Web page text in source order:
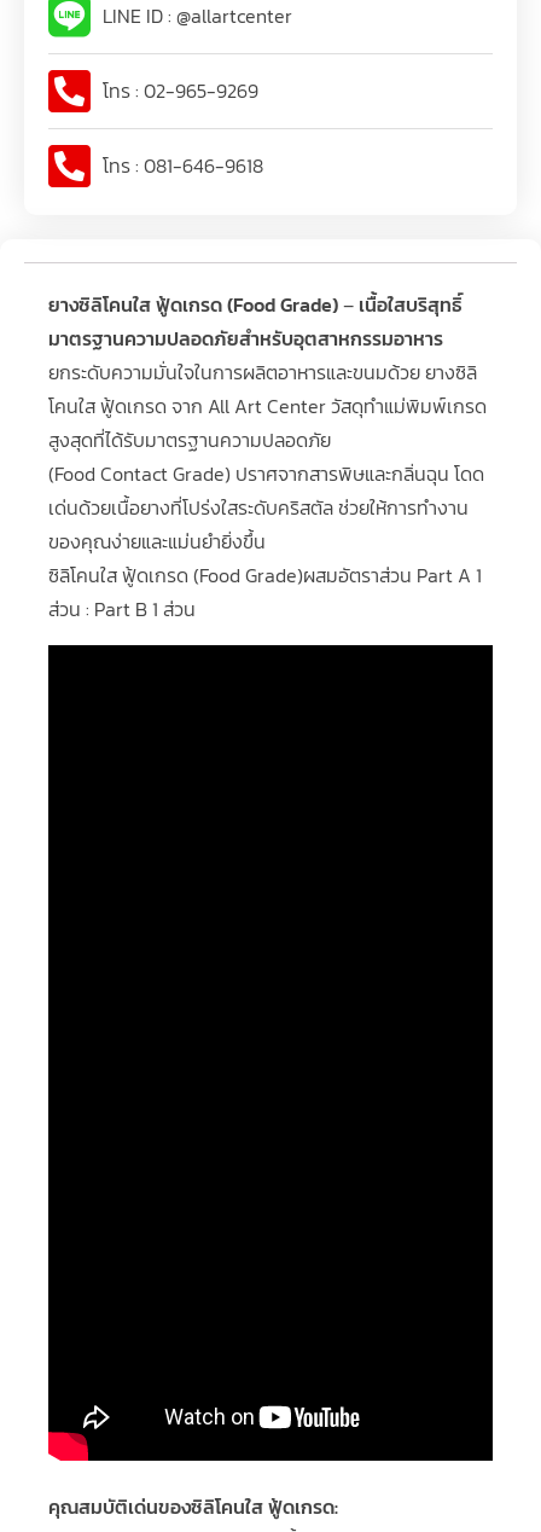
LINE ID : @allartcenter
โทร : 02-965-9269
โทร : 081-646-9618
ยางซิลิโคนใส ฟู้ดเกรด (Food Grade)– เนื้อใสบริสุทธิ์
มาตรฐานความปลอดภัยสำหรับอุตสาหกรรมอาหาร
ยกระดับความมั่นใจในการผลิตอาหารและขนมด้วย ยางซิลิ
โคนใส ฟู้ดเกรด จาก All Art Center วัสดุทำแม่พิมพ์เกรด
สูงสุดที่ได้รับมาตรฐานความปลอดภัย
(Food Contact Grade) ปราศจากสารพิษและกลิ่นฉุน โดด
เด่นด้วยเนื้อยางที่โปร่งใสระดับคริสตัล ช่วยให้การทำงาน
ของคุณง่ายและแม่นยำยิ่งขึ้น
ซิลิโคนใส ฟู้ดเกรด (Food Grade)ผสมอัตราส่วน Part A 1
ส่วน : Part B 1 ส่วน
คุณสมบัติเด่นของซิลิโคนใส ฟู้ดเกรด: